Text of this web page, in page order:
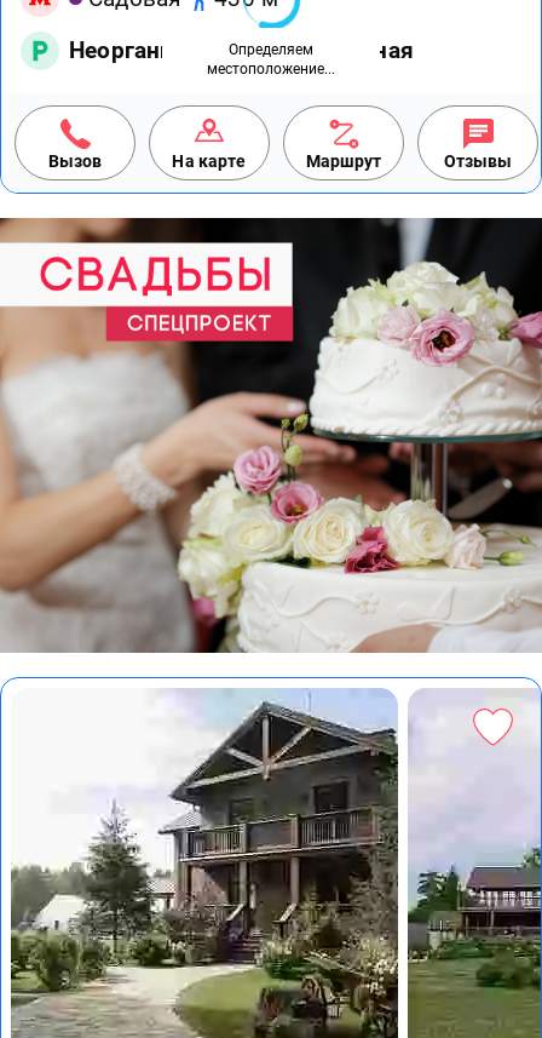
Неорганизованная бесплатная
Вызов На карте Маршрут Отзывы
Определяем
местоположение...